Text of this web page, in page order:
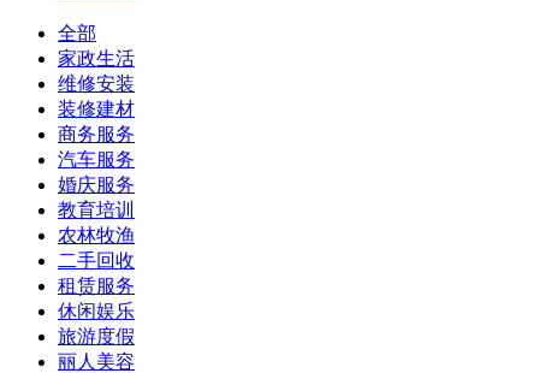
全部
家政生活
维修安装
装修建材
商务服务
汽车服务
婚庆服务
教育培训
农林牧渔
二手回收
租赁服务
休闲娱乐
旅游度假
丽人美容